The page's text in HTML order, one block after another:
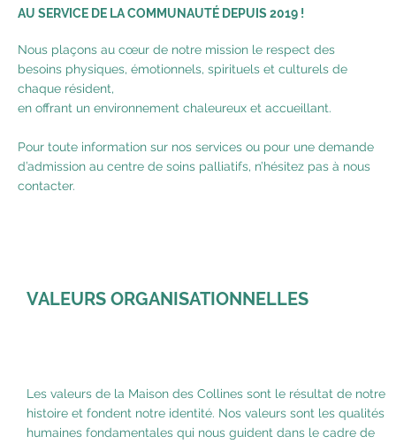
AU SERVICE DE LA COMMUNAUTÉ DEPUIS 2019 !
Nous plaçons au cœur de notre mission le respect des
besoins physiques, émotionnels, spirituels et culturels de
chaque résident,
en offrant un environnement chaleureux et accueillant.
Pour toute information sur nos services ou pour une demande
d’admission au centre de soins palliatifs, n’hésitez pas à nous
contacter.
VALEURS ORGANISATIONNELLES
Les valeurs de la Maison des Collines sont le résultat de notre
histoire et fondent notre identité. Nos valeurs sont les qualités
humaines fondamentales qui nous guident dans le cadre de